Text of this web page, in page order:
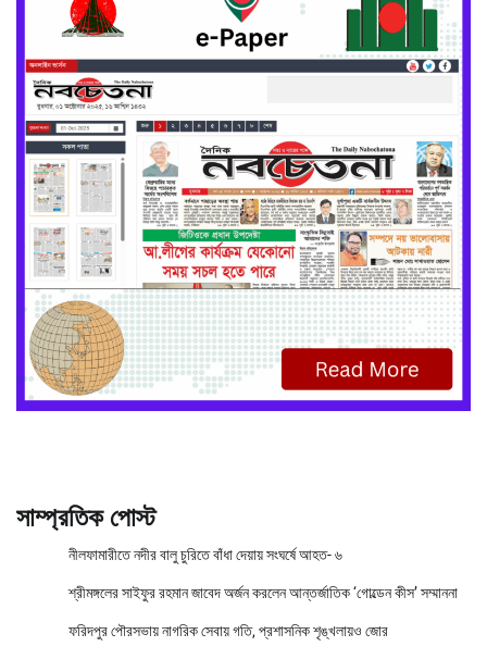
সাম্প্রতিক পোস্ট
নীলফামারীতে নদীর বালু চুরিতে বাঁধা দেয়ায় সংঘর্ষে আহত- ৬
শ্রীমঙ্গলের সাইফুর রহমান জাবেদ অর্জন করলেন আন্তর্জাতিক ‘গোল্ডেন কীস’ সম্মাননা
ফরিদপুর পৌরসভায় নাগরিক সেবায় গতি, প্রশাসনিক শৃঙ্খলায়ও জোর